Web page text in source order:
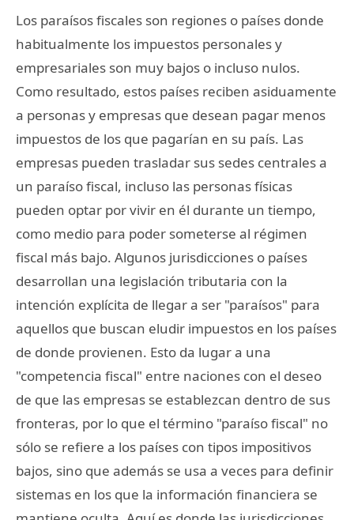
Los paraísos fiscales son regiones o países donde
habitualmente los impuestos personales y
empresariales son muy bajos o incluso nulos.
Como resultado, estos países reciben asiduamente
a personas y empresas que desean pagar menos
impuestos de los que pagarían en su país. Las
empresas pueden trasladar sus sedes centrales a
un paraíso fiscal, incluso las personas físicas
pueden optar por vivir en él durante un tiempo,
como medio para poder someterse al régimen
fiscal más bajo. Algunos jurisdicciones o países
desarrollan una legislación tributaria con la
intención explícita de llegar a ser "paraísos" para
aquellos que buscan eludir impuestos en los países
de donde provienen. Esto da lugar a una
"competencia fiscal" entre naciones con el deseo
de que las empresas se establezcan dentro de sus
fronteras, por lo que el término "paraíso fiscal" no
sólo se refiere a los países con tipos impositivos
bajos, sino que además se usa a veces para definir
sistemas en los que la información financiera se